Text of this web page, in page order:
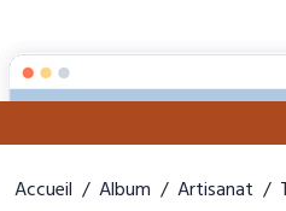
Accueil Album Artisanat